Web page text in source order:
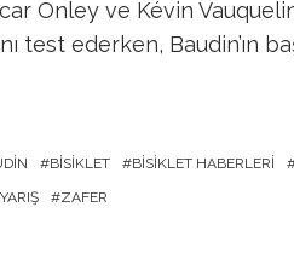
Onley ve Kévin
test ederken, Baudin’ın
BISIKLET BISIKLET HABERLERI
YARIŞ ZAFER